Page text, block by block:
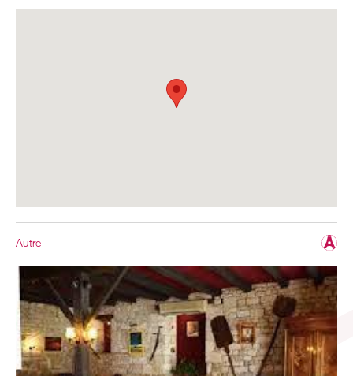
Autre